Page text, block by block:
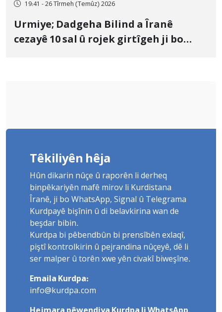
19:41 - 26 Tîrmeh (Temûz) 2026
Urmiye; Dadgeha Bilind a Îranê
cezayê 10 sal û rojek girtîgeh ji bo
Têkiliyên hêja
Hûn dikarin nûçe û raporên li derheq
binpêkariyên mafê mirov li Kurdistana
Îranê, ji bo WhatsApp, Signal û Telegrama
Kurdpayê bişînin û di belavkirina wan de
beşdar bibin.
Kurdpa bi pêbendbûn bi prensîbên exlaqî,
piştî kontrolkirin û pejrandina nûçeyê, dê li
ser malper û torên xwe yên civakî biweşîne.
Emaila Kurdpa:
info@kurdpa.com